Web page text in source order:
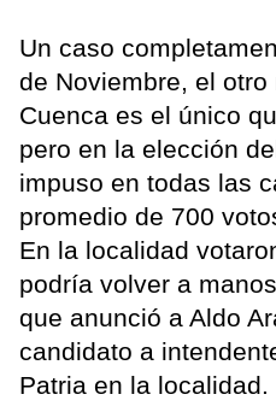
Un caso
de Noviembre, el
Cuenca es el único
pero en la elección
impuso en todas las
promedio de 700
En la localidad
podría volver a
que anunció a Aldo
candidato a
Patria en la localidad.